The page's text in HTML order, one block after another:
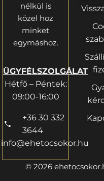
nélkül is
közel hoz
minket
egymáshoz.
ÜGYFÉLSZOLGÁLAT
Hétfő – Péntek:
09:00-16:00
+36 30 332
3644
info@ehetocsokor.hu
© 2026